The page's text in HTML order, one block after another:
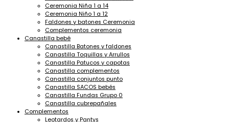
Ceremonia Niña 1 a 14
Ceremonia Niño 1 a 12
Faldones y batones Ceremonia
Complementos ceremonia
Canastilla bebé
Canastilla Batones y faldones
Canastilla Toquillas y Arrullos
Canastilla Patucos y capotas
Canastilla complementos
Canastilla conjuntos punto
Canastilla SACOS bebés
Canastilla Fundas Grupo 0
Canastilla cubrepañales
Complementos
Leotardos y Pantys